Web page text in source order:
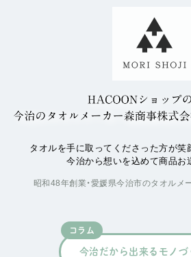
タオルを手に取ってくださった方が笑
今治から想いを込めて商品お
昭和48年創業・愛媛県今治市のタオルメ
コラム
今治だから出来るモノづ